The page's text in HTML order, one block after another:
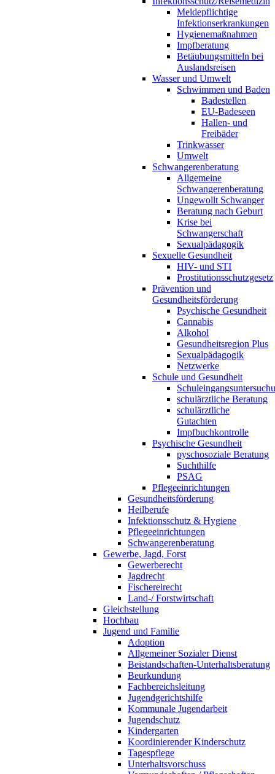
Meldepflichtige
Infektionserkrankungen
Hygienemaßnahmen
Impfberatung
Betäubungsmitteln bei
Auslandsreisen
Wasser und Umwelt
Schwimmen und Baden
Badestellen
EU-Badeseen
Hallen- und
Freibäder
Trinkwasser
Umwelt
Schwangerenberatung
Allgemeine
Schwangerenberatung
Ungewollt Schwanger
Beratung nach Geburt
Krise bei
Schwangerschaft
Sexualpädagogik
Sexuelle Gesundheit
HIV- und STI
Prostitutionsschutzgesetz
Prävention und
Gesundheitsförderung
Psychische Gesundheit
Cannabis
Alkohol
Gesundheitsregion Plus
Sexualpädagogik
Netzwerke
Schule und Gesundheit
schulärztliche Beratung
schulärztliche
Gutachten
Impfbuchkontrolle
Psychische Gesundheit
pyschosoziale Beratung
Suchthilfe
PSAG
Pflegeeinrichtungen
Gesundheitsförderung
Heilberufe
Infektionsschutz & Hygiene
Pflegeeinrichtungen
Schwangerenberatung
Gewerbe, Jagd, Forst
Gewerberecht
Jagdrecht
Fischereirecht
Land-/ Forstwirtschaft
Gleichstellung
Hochbau
Jugend und Familie
Adoption
Allgemeiner Sozialer Dienst
Beistandschaften-Unterhaltsberatung
Beurkundung
Fachbereichsleitung
Jugendgerichtshilfe
Kommunale Jugendarbeit
Jugendschutz
Kindergarten
Koordinierender Kinderschutz
Tagespflege
Unterhaltsvorschuss